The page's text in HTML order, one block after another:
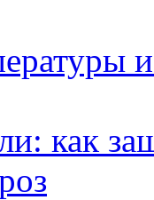
как